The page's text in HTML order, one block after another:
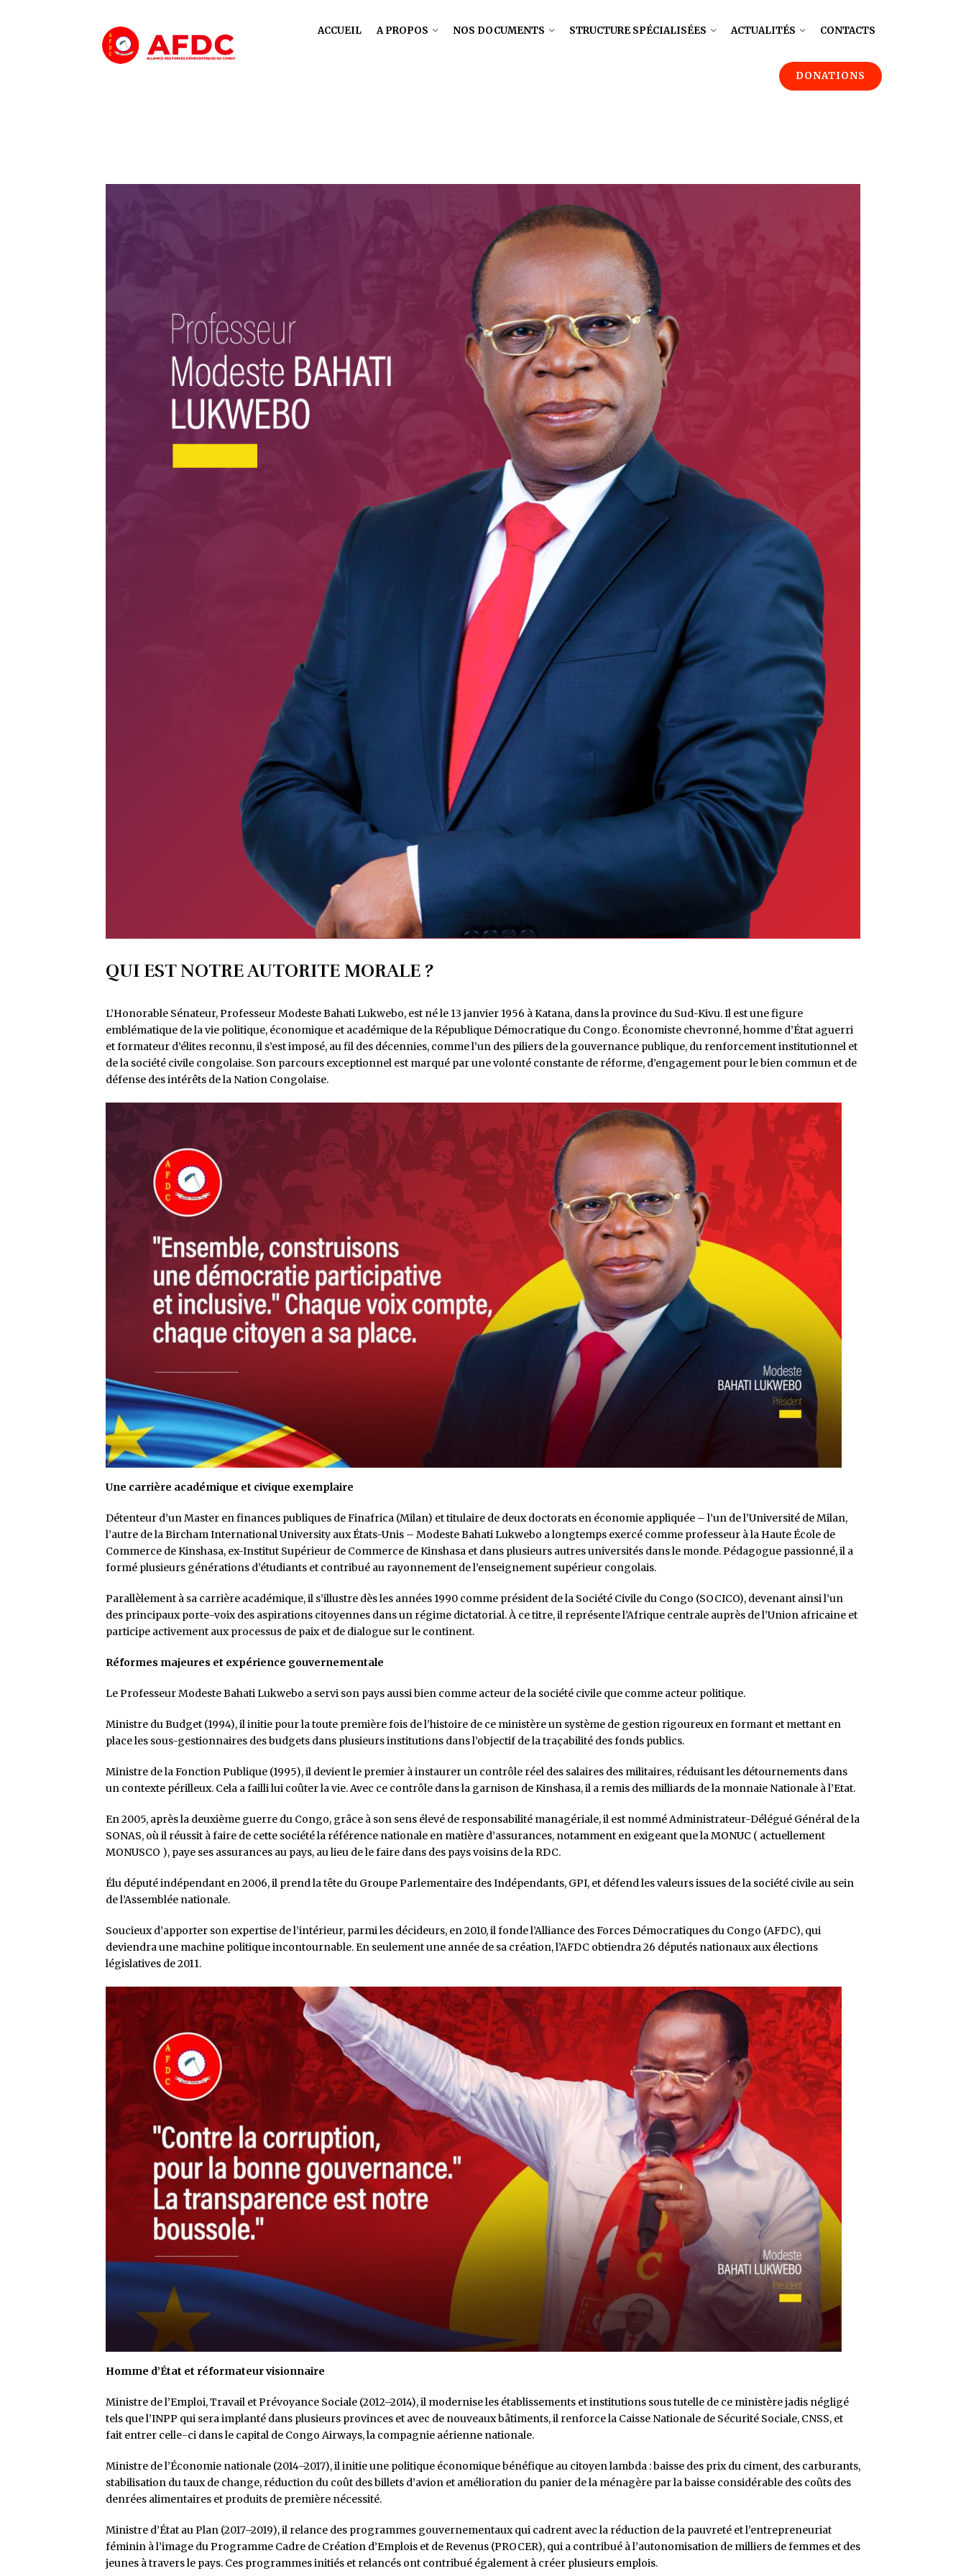
ACCUEIL A PROPOS NOS DOCUMENTS STRUCTURE SPÉCIALISÉES ACTUALITÉS CONTACTS
DONATIONS
QUI EST NOTRE AUTORITE MORALE ?
L’Honorable Sénateur, Professeur Modeste Bahati Lukwebo, est né le 13 janvier 1956 à Katana, dans la province du Sud-Kivu. Il est une figure
emblématique de la vie politique, économique et académique de la République Démocratique du Congo. Économiste chevronné, homme d’État aguerri
et formateur d’élites reconnu, il s’est imposé, au fil des décennies, comme l’un des piliers de la gouvernance publique, du renforcement institutionnel et
de la société civile congolaise. Son parcours exceptionnel est marqué par une volonté constante de réforme, d’engagement pour le bien commun et de
défense des intérêts de la Nation Congolaise.
Une carrière académique et civique exemplaire
Détenteur d’un Master en finances publiques de Finafrica (Milan) et titulaire de deux doctorats en économie appliquée – l’un de l’Université de Milan,
l’autre de la Bircham International University aux États-Unis – Modeste Bahati Lukwebo a longtemps exercé comme professeur à la Haute École de
Commerce de Kinshasa, ex-Institut Supérieur de Commerce de Kinshasa et dans plusieurs autres universités dans le monde. Pédagogue passionné, il a
formé plusieurs générations d’étudiants et contribué au rayonnement de l’enseignement supérieur congolais.
Parallèlement à sa carrière académique, il s’illustre dès les années 1990 comme président de la Société Civile du Congo (SOCICO), devenant ainsi l’un
des principaux porte-voix des aspirations citoyennes dans un régime dictatorial. À ce titre, il représente l’Afrique centrale auprès de l’Union africaine et
participe activement aux processus de paix et de dialogue sur le continent.
Réformes majeures et expérience gouvernementale
Le Professeur Modeste Bahati Lukwebo a servi son pays aussi bien comme acteur de la société civile que comme acteur politique.
Ministre du Budget (1994), il initie pour la toute première fois de l’histoire de ce ministère un système de gestion rigoureux en formant et mettant en
place les sous-gestionnaires des budgets dans plusieurs institutions dans l’objectif de la traçabilité des fonds publics.
Ministre de la Fonction Publique (1995), il devient le premier à instaurer un contrôle réel des salaires des militaires, réduisant les détournements dans
un contexte périlleux. Cela a failli lui coûter la vie. Avec ce contrôle dans la garnison de Kinshasa, il a remis des milliards de la monnaie Nationale à l’Etat.
En 2005, après la deuxième guerre du Congo, grâce à son sens élevé de responsabilité managériale, il est nommé Administrateur-Délégué Général de la
SONAS, où il réussit à faire de cette société la référence nationale en matière d’assurances, notamment en exigeant que la MONUC ( actuellement
MONUSCO ), paye ses assurances au pays, au lieu de le faire dans des pays voisins de la RDC.
Élu député indépendant en 2006, il prend la tête du Groupe Parlementaire des Indépendants, GPI, et défend les valeurs issues de la société civile au sein
de l’Assemblée nationale.
Soucieux d’apporter son expertise de l’intérieur, parmi les décideurs, en 2010, il fonde l’Alliance des Forces Démocratiques du Congo (AFDC), qui
deviendra une machine politique incontournable. En seulement une année de sa création, l’AFDC obtiendra 26 députés nationaux aux élections
législatives de 2011.
Homme d’État et réformateur visionnaire
Ministre de l’Emploi, Travail et Prévoyance Sociale (2012–2014), il modernise les établissements et institutions sous tutelle de ce ministère jadis négligé
tels que l’INPP qui sera implanté dans plusieurs provinces et avec de nouveaux bâtiments, il renforce la Caisse Nationale de Sécurité Sociale, CNSS, et
fait entrer celle-ci dans le capital de Congo Airways, la compagnie aérienne nationale.
Ministre de l’Économie nationale (2014–2017), il initie une politique économique bénéfique au citoyen lambda : baisse des prix du ciment, des carburants,
stabilisation du taux de change, réduction du coût des billets d’avion et amélioration du panier de la ménagère par la baisse considérable des coûts des
denrées alimentaires et produits de première nécessité.
Ministre d’État au Plan (2017–2019), il relance des programmes gouvernementaux qui cadrent avec la réduction de la pauvreté et l’entrepreneuriat
féminin à l’image du Programme Cadre de Création d’Emplois et de Revenus (PROCER), qui a contribué à l’autonomisation de milliers de femmes et des
jeunes à travers le pays. Ces programmes initiés et relancés ont contribué également à créer plusieurs emplois.